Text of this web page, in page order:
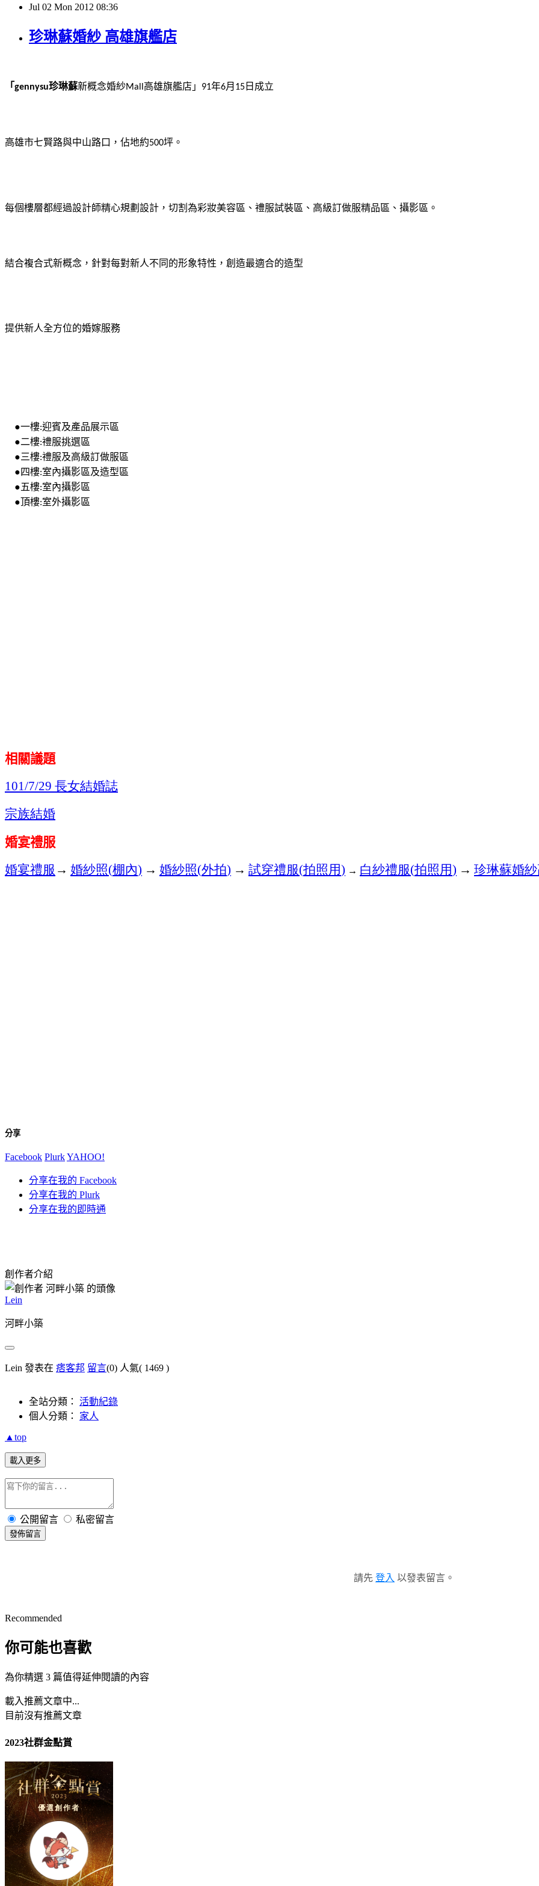
Jul 02 Mon 2012 08:36
珍琳蘇婚紗 高雄旗艦店
「gennysu珍琳蘇新概念婚紗Mall 高雄旗艦店」 91年6月15日成立
高雄市七賢路與中山路口，佔地約500坪。
每個樓層都經過設計師精心規劃設計，切割為彩妝美容區、禮服試裝區、高級訂做服精品區、攝影區。
結合複合式新概念，針對每對新人不同的形象特性，創造最適合的造型
提供新人全方位的婚嫁服務
●一樓:迎賓及產品展示區
●二樓:禮服挑選區
●三樓:禮服及高級訂做服區
●四樓:室內攝影區及造型區
●五樓:室內攝影區
●頂樓:室外攝影區
相關議題
101/7/29 長女結婚誌
宗族結婚
婚宴禮服
婚宴禮服 → 婚紗照(棚內) → 婚紗照(外拍) → 試穿禮服(拍照用) → 白紗禮服(拍照用) → 珍琳蘇婚紗
分享
Facebook PlurkYAHOO!
分享在我的 Facebook
分享在我的 Plurk
分享在我的即時通
創作者介紹
Lein
河畔小築
Lein 發表在 痞客邦 留言(0) 人氣( 1469 )
全站分類： 活動紀錄
個人分類： 家人
▲top
載入更多
公開留言 私密留言
發佈留言
請先 登入 以發表留言。
Recommended
你可能也喜歡
為你精選 3 篇值得延伸閱讀的內容
載入推薦文章中...
目前沒有推薦文章
2023社群金點賞